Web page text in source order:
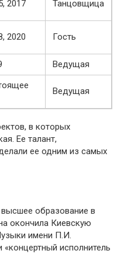
2017 Танцовщица
2020 Гость
Ведущая
Ведущая
в которых
Ее талант,
ее одним из самых
образование в
окончила Киевскую
имени П.И.
исполнитель